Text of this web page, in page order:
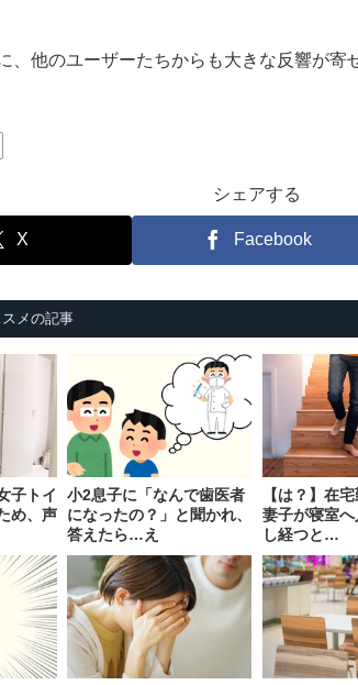
、他のユーザーたちからも大きな反響が寄
シェアする
X Facebook
メの記事
子トイ
め、声
小2息子に「なんで歯医者
になったの？」と聞かれ、
答えたら…え
【は？】在
妻子が寝室
し経つと…